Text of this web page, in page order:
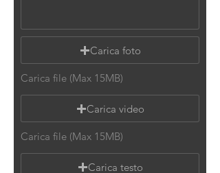
Carica foto
Carica file (Max 15MB)
Carica video
Carica file (Max 15MB)
Carica testo